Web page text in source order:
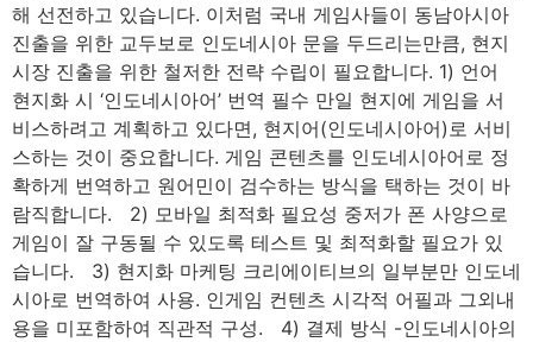
해 선전하고 있습니다. 이처럼 국내 게임사들이 동남아시아
진출을 위한 교두보로 인도네시아 문을 두드리는만큼, 현지
시장 진출을 위한 철저한 전략 수립이 필요합니다. 1) 언어
현지화 시 ‘인도네시아어’ 번역 필수 만일 현지에 게임을 서
비스하려고 계획하고 있다면, 현지어(인도네시아어)로 서비
스하는 것이 중요합니다. 게임 콘텐츠를 인도네시아어로 정
확하게 번역하고 원어민이 검수하는 방식을 택하는 것이 바
람직합니다. 2) 모바일 최적화 필요성 중저가 폰 사양으로
게임이 잘 구동될 수 있도록 테스트 및 최적화할 필요가 있
습니다. 3) 현지화 마케팅 크리에이티브의 일부분만 인도네
시아로 번역하여 사용. 인게임 컨텐츠 시각적 어필과 그외내
용을 미포함하여 직관적 구성. 4) 결제 방식 -인도네시아의